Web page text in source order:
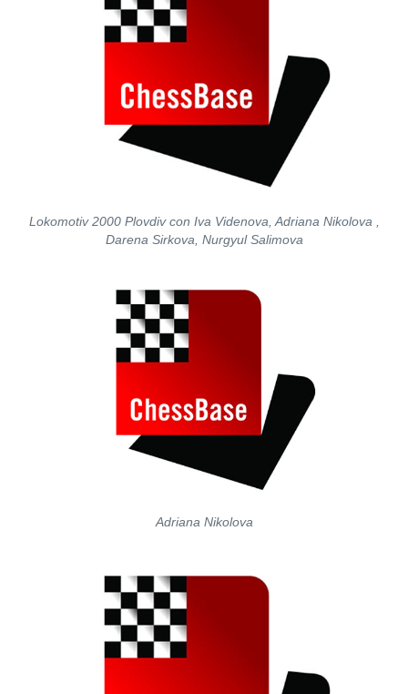
Lokomotiv 2000 Plovdiv con Iva Videnova, Adriana Nikolova ,
Darena Sirkova, Nurgyul Salimova
Adriana Nikolova